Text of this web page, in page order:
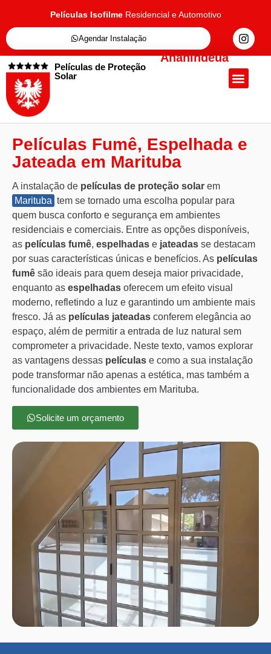
Películas Isofilme Residencial e Automotivo
Agendar Instalação
Películas de Proteção
Solar
Ananindeua
Películas Fumê, Espelhada e
Jateada em Marituba
A instalação de películas de proteção solar em
Marituba tem se tornado uma escolha popular para
quem busca conforto e segurança em ambientes
residenciais e comerciais. Entre as opções disponíveis,
as películas fumê, espelhadas e jateadas se destacam
por suas características únicas e benefícios. As películas
fumê são ideais para quem deseja maior privacidade,
enquanto as espelhadas oferecem um efeito visual
moderno, refletindo a luz e garantindo um ambiente mais
fresco. Já as películas jateadas conferem elegância ao
espaço, além de permitir a entrada de luz natural sem
comprometer a privacidade. Neste texto, vamos explorar
as vantagens dessas películas e como a sua instalação
pode transformar não apenas a estética, mas também a
funcionalidade dos ambientes em Marituba.
Solicite um orçamento